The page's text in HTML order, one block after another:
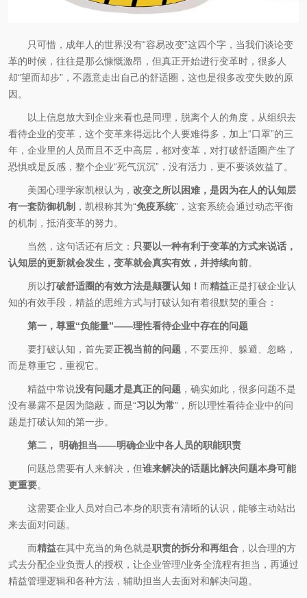
只可惜，成年人的世界没有“容易改变”这四个字，当我们谈论变
革的时候，往往是那么慷慨激昂，但真正开始进行变革时，很多人
却“望而却步”，不愿意走出自己的舒适圈，这也是很多改变失败的原
因。
以上信息放大到企业来看也是同理，脱离个人的角度，从组织去
看待企业的变革，这个变革来得远比个人要难得多，加上“口罩”的三
年，企业里的人员而且不乏中高层，都对变革，对打破舒适圈产生了
恐惧或是反感，整个企业“死气沉沉”，没有活力，更不要谈效益了。
美国心理学家凯根认为， 改变之所以困难，是因为在人的认知层
有一套防御机制 ，凯根称其为“免疫系统”，这套系统会通过动态平衡
的机制，抵消变革的努力。
当然，这句话还有后文： 只要以一种有利于变革的方式来说话，
认知层的更新就会发生，变革就会真实有效，并持续向前。
所以打破舒适圈的有效方法是颠覆认知！ 而精益正是打破企业认
知的有效手段，精益的思维方式与打破认知有着很默契的重合：
第一，尊重“负能量”——理性看待企业中存在的问题
要打破认知，首先要正视当前的问题 ，不要压抑、躲避、忽略，
而是尊重它，重视它。
精益中常说没有问题才是真正的问题 ，确实如此，很多问题不是
没有暴露不是因为隐蔽，而是“习以为常”，所以理性看待企业中的问
题是打破认知的第一步。
第二， 明确担当——明确企业中各人员的职能职责
问题总需要有人来解决，但谁来解决的话题比解决问题本身可能
更重要。
这需要企业人员对自己本身的职责有清晰的认识，能够主动站出
来去面对问题。
而精益在其中充当的角色就是职责的拆分和再组合 ，以合理的方
式去分配企业负责人的授权，让企业管理/业务全流程有担当，再通过
精益管理逻辑和各种方法，辅助担当人去面对和解决问题。